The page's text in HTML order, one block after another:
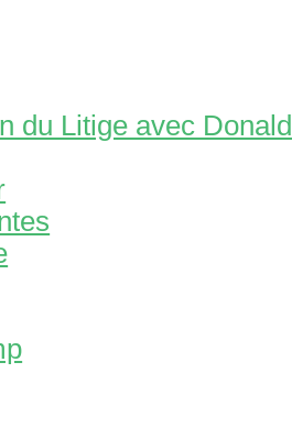
du Litige avec Donald